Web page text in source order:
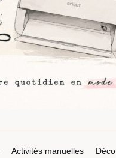
Activités manuelles Déco